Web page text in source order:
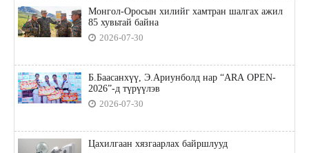
Монгол-Оросын хилийг хамтран шалгах ажил
85 хувьтай байна
2026-07-30
Б.Баасанхүү, Э.Ариунболд нар “ARA OPEN-
2026”-д түрүүлэв
2026-07-30
Цахилгаан хязгаарлах байршлууд